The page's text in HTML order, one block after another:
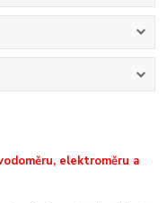
elektroměru a